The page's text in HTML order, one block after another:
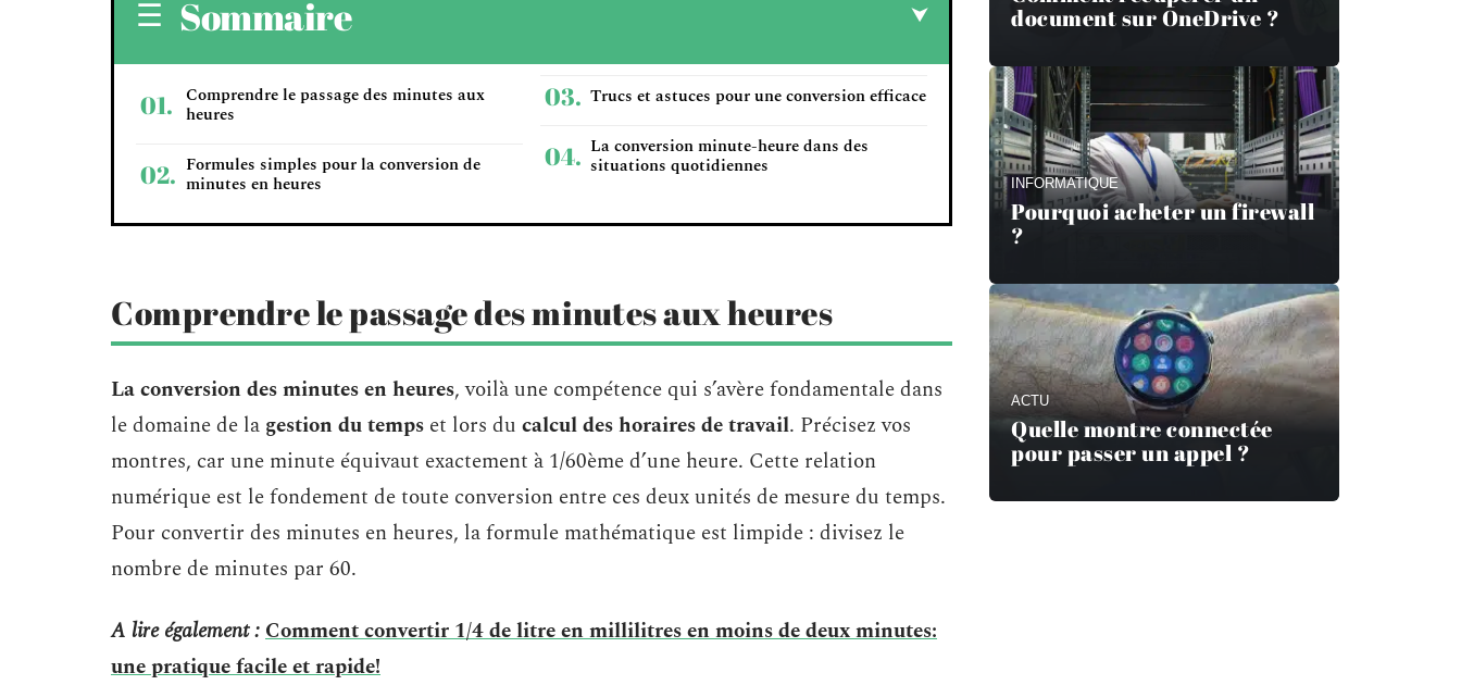
Sommaire
Comprendre le passage des minutes aux
heures
Formules simples pour la conversion de
minutes en heures
Trucs et astuces pour une conversion efficace
La conversion minute-heure dans des
situations quotidiennes
Comprendre le passage des minutes aux heures
La conversion des minutes en heures, voilà une compétence qui s’avère fondamentale dans
le domaine de la gestion du temps et lors du calcul des horaires de travail. Précisez vos
montres, car une minute équivaut exactement à 1/60ème d’une heure. Cette relation
numérique est le fondement de toute conversion entre ces deux unités de mesure du temps.
Pour convertir des minutes en heures, la formule mathématique est limpide : divisez le
nombre de minutes par 60.
A lire également :Comment convertir 1/4 de litre en millilitres en moins de deux minutes:
une pratique facile et rapide!
document sur OneDrive ?
INFORMATIQUE
Pourquoi acheter un firewall
?
ACTU
Quelle montre connectée
pour passer un appel ?